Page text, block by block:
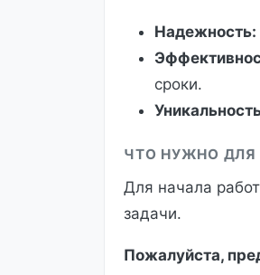
Надежность:
сроки.
ЧТО НУЖНО ДЛЯ
Для начала
задачи.
Пожалуйста,